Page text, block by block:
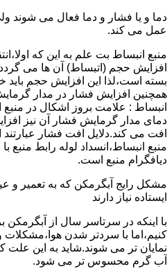
دما و یا فشار و دما فعال می شوند
عمل می کند.
منبع انبساط بت علم به این که
افزایش حجم (اتبساط) آن ها می گردد
بسته است،لذا این افزایش حجم
همچنین افزایش فشار در مدار
انبساط : علامت بروز اشکال در
دمای مدار گرمایش فشار آن نیز
افت می کند.دلایل افت فشار عبارتند
منبع انبساط،انسداد لوله رابط منبع
دیافگرام منبع است.
مشکل رایج آبگرمکن که به تعمیر و
ایستاده نیاز دارند
با اینکه در سرتاسر سال از
کنیم،اما با سردتر شدن
نمایان تر می شوند.شاید به این علت
آب گرم محسوس تر می شود.